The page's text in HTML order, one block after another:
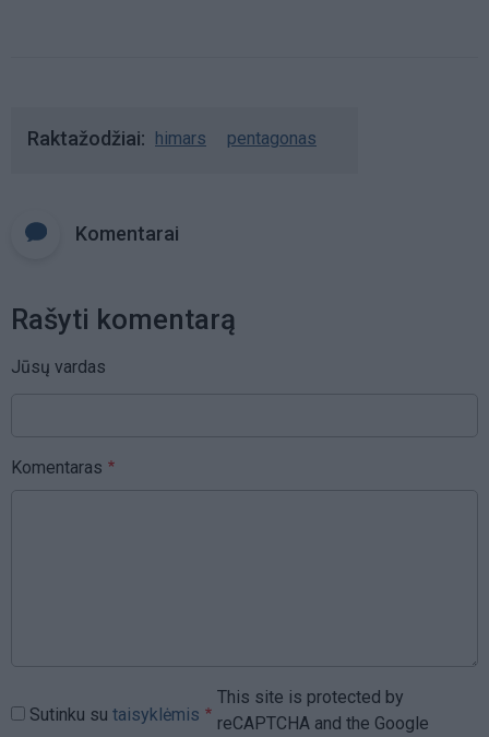
Raktažodžiai himars pentagonas
Komentarai
Rašyti komentarą
Jūsų vardas
Komentaras
Sutinku su taisyklėmis
This site is protected by
reCAPTCHA and the Google